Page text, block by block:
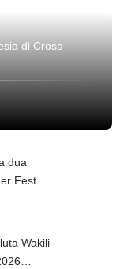
di Cross
dua
Fest
Wakili